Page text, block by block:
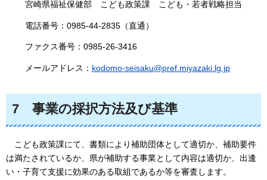
宮崎県福祉保健部 こども政策課 こども・若者戦略担当
電話番号：0985-44-2835（直通）
ファクス番号：0985-26-3416
メールアドレス： kodomo-seisaku@pref.miyazaki.lg.jp
7 事業の採択方法及び基準
こども政策課にて 、書類により補助団体として適切か、補助要件
は満たされているか、県が補助する事業として内容は適切か、出逢
い・子育て支援に効果のある取組であるか等を審査します。